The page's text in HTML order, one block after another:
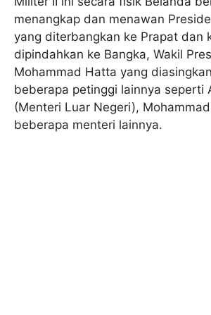
menangkap dan menawan
yang diterbangkan ke Prapat dan
dipindahkan ke Bangka, Wakil
Mohammad Hatta yang
beberapa petinggi lainnya seperti
(Menteri Luar Negeri),
beberapa menteri lainnya.